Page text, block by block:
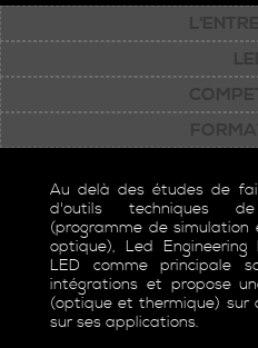
Au delà des études de
d'outils techniques
(programme de
optique), Led
LED comme principale
intégrations et propose
(optique et thermique) sur
sur ses applications.